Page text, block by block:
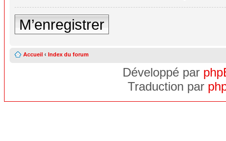
M’enregistrer
Accueil ‹ Index du forum
Développé par
Traduction par